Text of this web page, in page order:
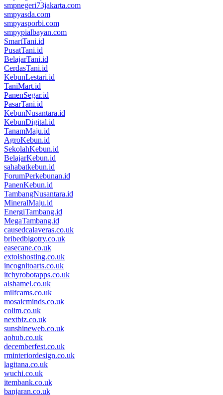
smpnegeri73jakarta.com
smpyasda.com
smpyasporbi.com
smpypialbayan.com
SmartTani.id
PusatTani.id
BelajarTani.id
CerdasTani.id
KebunLestari.id
TaniMart.id
PanenSegar.id
PasarTani.id
KebunNusantara.id
KebunDigital.id
TanamMaju.id
AgroKebun.id
SekolahKebun.id
BelajarKebun.id
sahabatkebun.id
ForumPerkebunan.id
PanenKebun.id
TambangNusantara.id
MineralMaju.id
EnergiTambang.id
MegaTambang.id
causedcalaveras.co.uk
bribedbigotry.co.uk
easecane.co.uk
extolshosting.co.uk
incognitoarts.co.uk
itchyrobotapps.co.uk
alshamel.co.uk
milfcams.co.uk
mosaicminds.co.uk
colim.co.uk
nextbiz.co.uk
sunshineweb.co.uk
aohub.co.uk
decemberfest.co.uk
rminteriordesign.co.uk
lagitana.co.uk
wuchi.co.uk
itembank.co.uk
banjaran.co.uk